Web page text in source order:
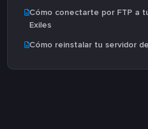
Cómo conectarte por FTP a
Exiles
Cómo reinstalar tu servidor